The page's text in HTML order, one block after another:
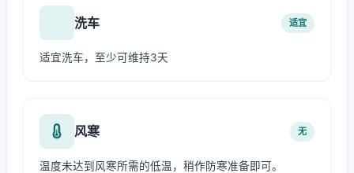
洗车 适宜
适宜洗车，至少可维持3天
风寒 无
温度未达到风寒所需的低温，稍作防寒准备即可。